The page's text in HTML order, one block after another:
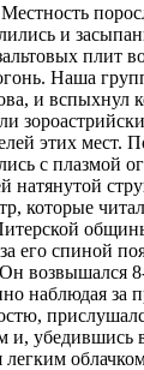
и
плит
Наша
и вспыхнул
этих мест.
с плазмой
натянутой
которые
его спиной
возвышался
наблюдая за
и, убедившись